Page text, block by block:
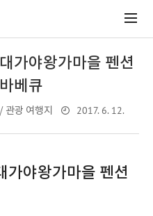
가야왕가마을 펜션
베큐
관광 여행지 2017. 6. 12.
가야왕가마을 펜션